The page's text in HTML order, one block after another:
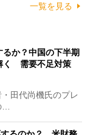
一覧を見る
か？中国の下半期
く 需要不足対策
田代尚機氏のプレ